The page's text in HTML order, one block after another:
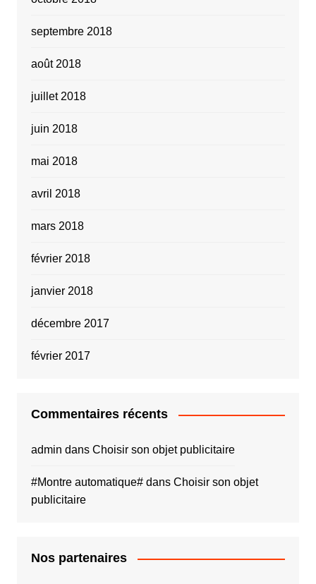
septembre 2018
août 2018
juillet 2018
juin 2018
mai 2018
avril 2018
mars 2018
février 2018
janvier 2018
décembre 2017
février 2017
Commentaires récents
admin dans Choisir son objet publicitaire
#Montre automatique#dans Choisir son objet
publicitaire
Nos partenaires